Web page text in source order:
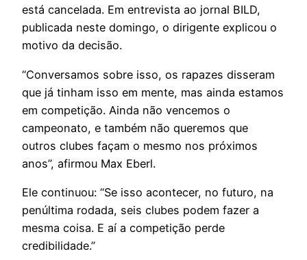
está cancelada. Em entrevista ao jornal BILD,
publicada neste domingo, o dirigente explicou o
motivo da decisão.
“Conversamos sobre isso, os rapazes disseram
que já tinham isso em mente, mas ainda estamos
em competição. Ainda não vencemos o
campeonato, e também não queremos que
outros clubes façam o mesmo nos próximos
anos”, afirmou Max Eberl.
Ele continuou: “Se isso acontecer, no futuro, na
penúltima rodada, seis clubes podem fazer a
mesma coisa. E aí a competição perde
credibilidade.”